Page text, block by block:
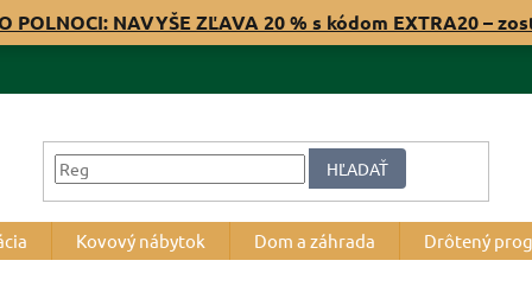
POLNOCI: NAVYŠE ZĽAVA 20 % s kódom EXTRA20 –
HĽADAŤ
Kovový nábytok Dom a záhrada Drôtený